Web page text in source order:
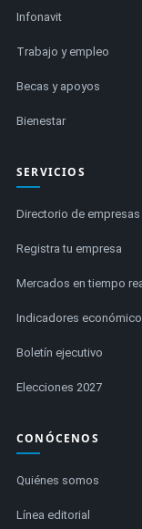
Infonavit
Trabajo y empleo
Becas y apoyos
Bienestar
SERVICIOS
Directorio de empresas
Registra tu empresa
Mercados en tiempo
Indicadores
Boletín ejecutivo
Elecciones 2027
CONÓCENOS
Quiénes somos
Línea editorial